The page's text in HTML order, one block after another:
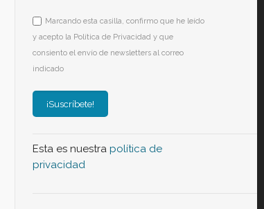
Marcando esta casilla, confirmo que he leído
y acepto la Política de Privacidad y que
consiento el envío de newsletters al correo
indicado
Esta es nuestrapolítica de
privacidad